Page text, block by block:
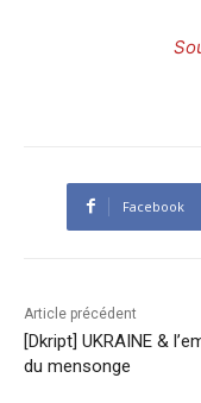
Facebook
Article précédent
[Dkript] UKRAINE &
du mensonge